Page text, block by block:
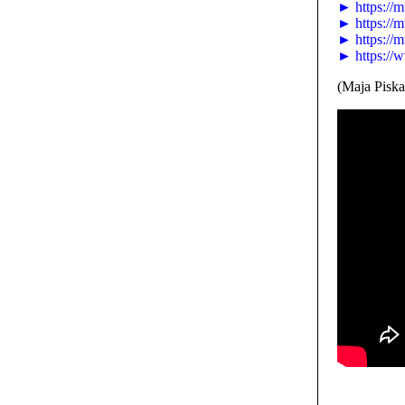
► https://
► https://
► https://
► https://
(Maja